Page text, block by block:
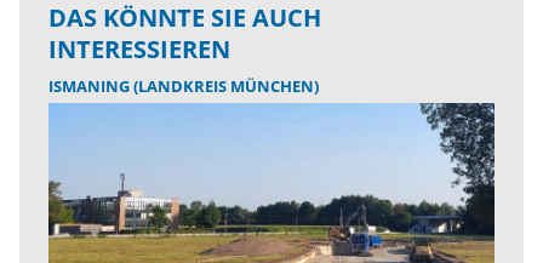
DAS KÖNNTE SIE AUCH
INTERESSIEREN
ISMANING (LANDKREIS MÜNCHEN)